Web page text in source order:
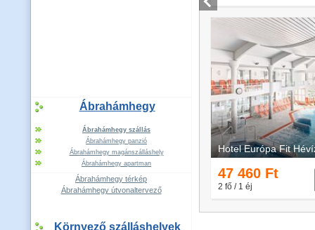
Ábrahámhegy
Ábrahámhegy szállás
Ábrahámhegy panzió
Ábrahámhegy magánszálláshely
Ábrahámhegy apartman
Ábrahámhegy térkép
Ábrahámhegy útvonaltervező
Környező szálláshelyek